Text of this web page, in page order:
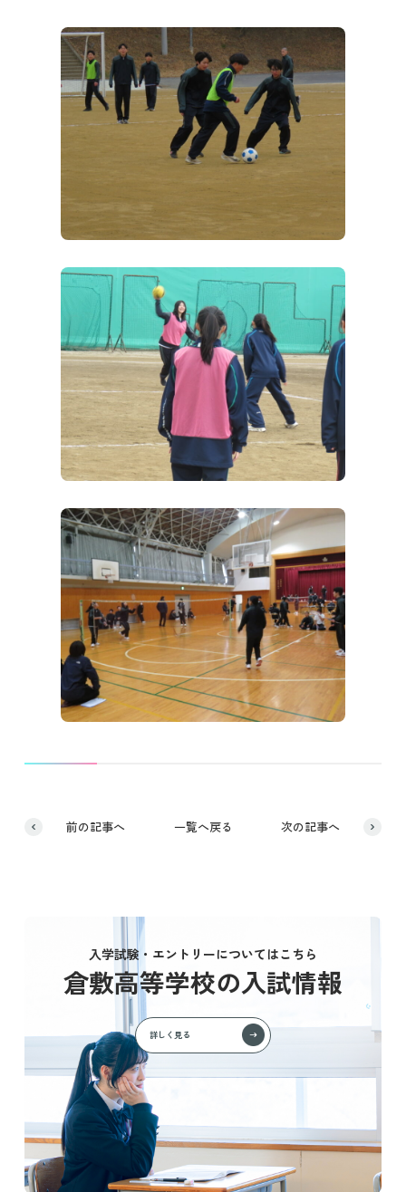
前の記事へ 次の記事へ
一覧へ戻る
入学試験・エントリーについてはこちら
倉敷高等学校の入試情報
詳しく見る